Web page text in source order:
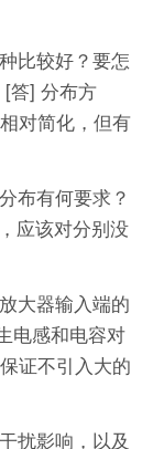
比较好？要怎
[答] 分布方
对简化，但有
布有何要求？
应该对分别没
大器输入端的
电感和电容对
证不引入大的
扰影响，以及